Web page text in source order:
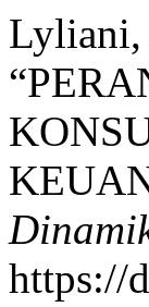
Lyliani,
https://